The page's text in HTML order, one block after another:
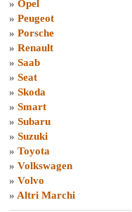
» Opel
» Peugeot
» Porsche
» Renault
» Saab
» Seat
» Skoda
» Smart
» Subaru
» Suzuki
» Toyota
» Volkswagen
» Volvo
» Altri Marchi